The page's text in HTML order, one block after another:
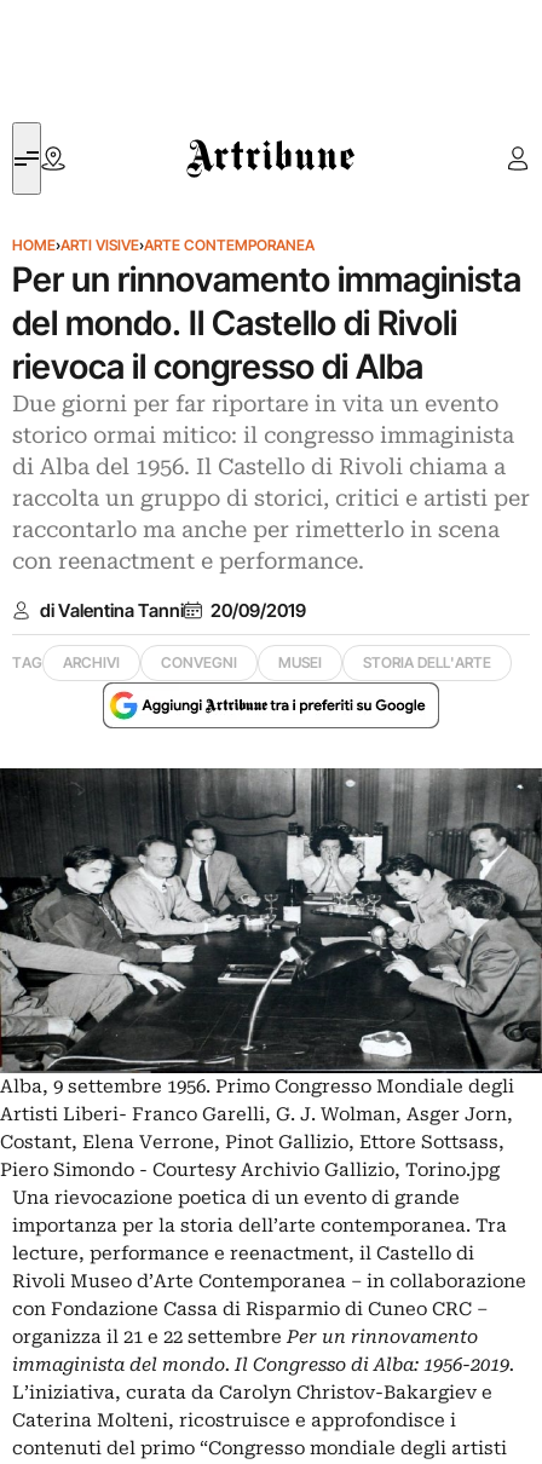
Artribune
HOME›ARTI VISIVE›ARTE CONTEMPORANEA
Per un rinnovamento immaginista
del mondo. Il Castello di Rivoli
rievoca il congresso di Alba
Due giorni per far riportare in vita un evento
storico ormai mitico: il congresso immaginista
di Alba del 1956. Il Castello di Rivoli chiama a
raccolta un gruppo di storici, critici e artisti per
raccontarlo ma anche per rimetterlo in scena
con reenactment e performance.
di Valentina Tanni 20/09/2019
TAG ARCHIVI CONVEGNI MUSEI STORIA DELL'ARTE
Alba, 9 settembre 1956. Primo Congresso Mondiale degli
Artisti Liberi- Franco Garelli, G. J. Wolman, Asger Jorn,
Costant, Elena Verrone, Pinot Gallizio, Ettore Sottsass,
Piero Simondo - Courtesy Archivio Gallizio, Torino.jpg
Una rievocazione poetica di un evento di grande
importanza per la storia dell’arte contemporanea. Tra
lecture, performance e reenactment, il Castello di
Rivoli Museo d’Arte Contemporanea – in collaborazione
con Fondazione Cassa di Risparmio di Cuneo CRC –
organizza il 21 e 22 settembrePer un rinnovamento
immaginista del mondo. Il Congresso di Alba: 1956-2019.
L’iniziativa, curata da Carolyn Christov-Bakargiev e
Caterina Molteni, ricostruisce e approfondisce i
contenuti del primo “Congresso mondiale degli artisti